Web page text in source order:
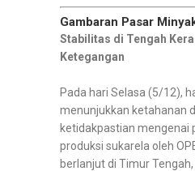
Gambaran Pasar
Stabilitas di Tengah
Ketegangan
Pada hari Selasa (5/12),
menunjukkan ketahanan
ketidakpastian mengenai
produksi sukarela oleh
berlanjut di Timur